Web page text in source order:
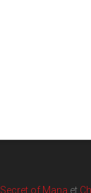
Secret of Mana et